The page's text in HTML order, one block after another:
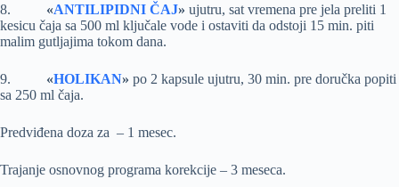
8. «ANTILIPIDNI ČAJ» ujutru, sat vremena pre jela preliti 1
kesicu čaja sa 500 ml ključale vode i ostaviti da odstoji 15 min. piti
malim gutljajima tokom dana.
9. «HOLIKAN» po 2 kapsule ujutru, 30 min. pre doručka popiti
sa 250 ml čaja.
Predviđena doza za – 1 mesec.
Trajanje osnovnog programa korekcije – 3 meseca.